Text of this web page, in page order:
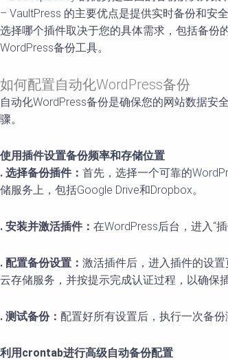
– VaultPress 的主要优点是提供实时备份和安
选择哪个插件取决于您的具体需求，包括备份
WordPress备份工具。
如何配置自动化WordPress备份
自动化WordPress备份是确保您的网站数据安
骤。
使用插件设置备份频率和存储位置
. 选择备份插件： 首先，选择一个可靠的
储服务上，包括Google Drive和Dropbox。
. 安装并激活插件： 在WordPress后台，进入“插
. 配置备份设置： 激活插件后，进入插件的设
云存储服务，并按提示完成认证过程，以确保
. 测试备份： 配置好所有设置后，执行一次备
利用crontab进行高级自动备份配置